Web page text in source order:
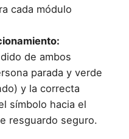
cada módulo
de ambos
parada y verde
y la correcta
símbolo hacia el
resguardo seguro.